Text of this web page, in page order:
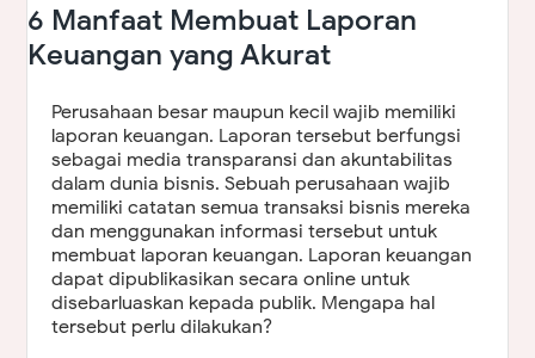
6 Manfaat Membuat Laporan
Keuangan yang Akurat
Perusahaan besar maupun kecil wajib memiliki
laporan keuangan. Laporan tersebut berfungsi
sebagai media transparansi dan akuntabilitas
dalam dunia bisnis. Sebuah perusahaan wajib
memiliki catatan semua transaksi bisnis mereka
dan menggunakan informasi tersebut untuk
membuat laporan keuangan. Laporan keuangan
dapat dipublikasikan secara online untuk
disebarluaskan kepada publik. Mengapa hal
tersebut perlu dilakukan?